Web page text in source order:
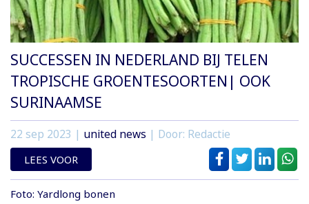
SUCCESSEN IN NEDERLAND BIJ TELEN
TROPISCHE GROENTESOORTEN| OOK
SURINAAMSE
22 sep 2023 | united news | Door: Redactie
LEES VOOR
Foto: Yardlong bonen